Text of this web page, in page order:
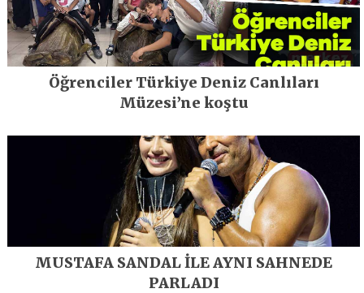
Öğrenciler Türkiye Deniz Canlıları
Müzesi’ne koştu
MUSTAFA SANDAL İLE AYNI SAHNEDE
PARLADI